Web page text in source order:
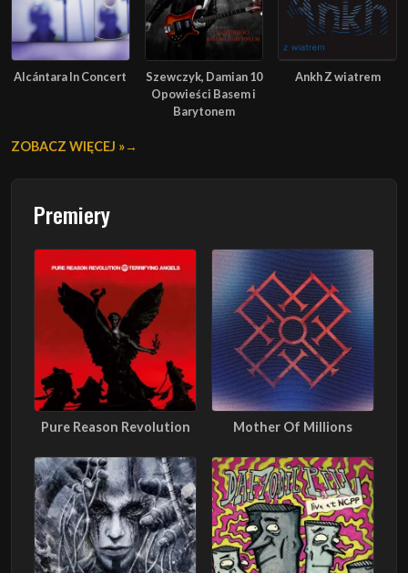
Alcántara In Concert
Szewczyk, Damian 10
Opowieści Basem i
Barytonem
Ankh Z wiatrem
ZOBACZ WIĘCEJ »
Premiery
Pure Reason Revolution Mother Of Millions